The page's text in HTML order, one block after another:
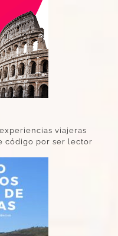
viajeras
código por ser lector